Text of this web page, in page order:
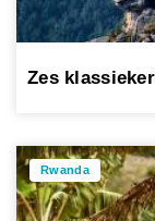
Zes
Rwanda